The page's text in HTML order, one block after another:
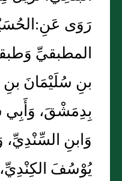
رَوَى
المطبقيِّ
بنِ سُلَيْمَانَ
بِدِمَشْقَ،
وَابنِ
يُوْسُفَ